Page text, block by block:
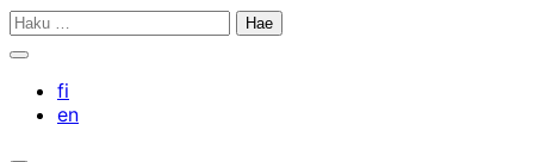
Siirry
Haku:
Sulje
hakupalkki
fi
en